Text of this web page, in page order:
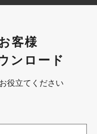
客様
ンロード
役立てください